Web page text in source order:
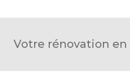
Votre rénovation